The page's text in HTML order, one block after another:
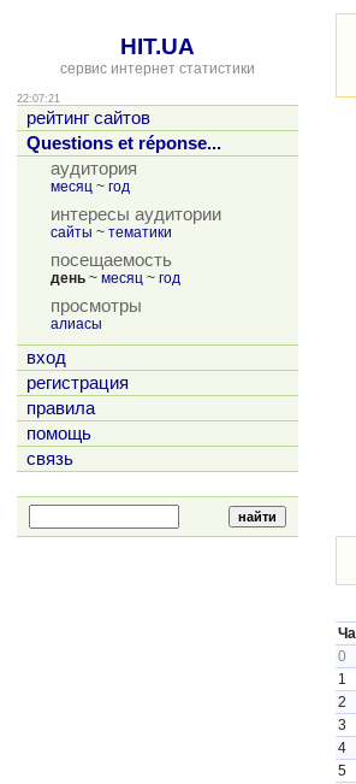
HIT.UA
сервис интернет статистики
22:07:21
рейтинг сайтов
Questions et réponse...
аудитория
месяц ~ год
интересы аудитории
сайты ~ тематики
посещаемость
день ~ месяц ~ год
просмотры
алиасы
вход
регистрация
правила
помощь
связь
0
1
2
3
4
5